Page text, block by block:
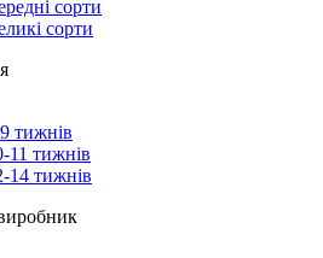
сорти
сорти
тижнів
11 тижнів
14 тижнів